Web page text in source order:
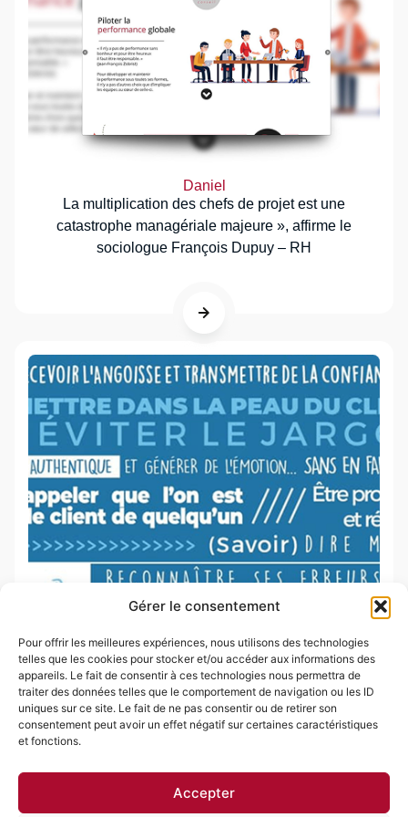
Gérer le consentement
Pour offrir les meilleures expériences, nous utilisons des technologies
telles que les cookies pour stocker et/ou accéder aux informations des
appareils. Le fait de consentir à ces technologies nous permettra de
traiter des données telles que le comportement de navigation ou les ID
uniques sur ce site. Le fait de ne pas consentir ou de retirer son
consentement peut avoir un effet négatif sur certaines caractéristiques
et fonctions.
Accepter
Daniel
La multiplication des chefs de projet est une
catastrophe managériale majeure », affirme le
sociologue François Dupuy – RH
Merci à l’association AMARC pour cette diffusion !
Plusieurs, affirme le sociologue François Dupuy – RH